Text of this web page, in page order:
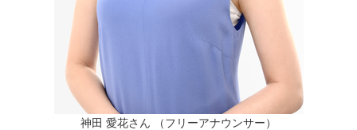
神田 愛花さん （フリーアナウンサー）